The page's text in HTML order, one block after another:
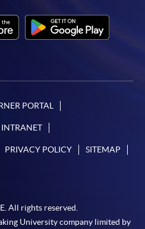
申請。
款成功後，網頁將顯示付款
郵件亦會發送到 閣下的電
因報名人數不足而被取消)及
收據並不可作為 閣下已獲
截止報名日期後儘快通知申
的申請人將獲退還已繳交的
PORTAL
INTRANET
PRIVACY POLICY SITEMAP
All rights reserved.
University company limited by